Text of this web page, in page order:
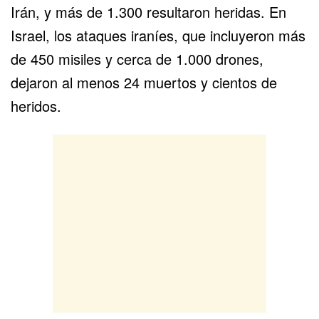
Irán, y más de 1.300 resultaron heridas. En
Israel, los ataques iraníes, que incluyeron más
de 450 misiles y cerca de 1.000 drones,
dejaron al menos 24 muertos y cientos de
heridos.